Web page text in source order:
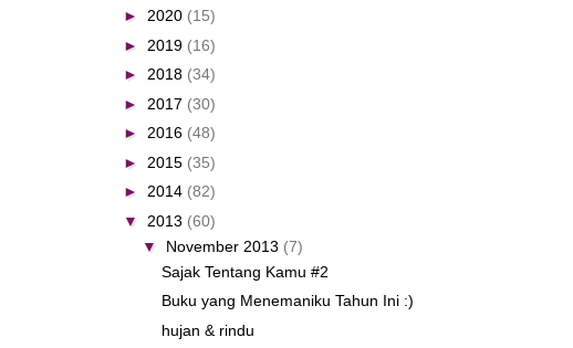
► 2020 (15)
► 2019 (16)
► 2018 (34)
► 2017 (30)
► 2016 (48)
► 2015 (35)
► 2014 (82)
▼ 2013 (60)
▼ November 2013 (7)
Sajak Tentang Kamu #2
Buku yang Menemaniku Tahun Ini :)
hujan & rindu